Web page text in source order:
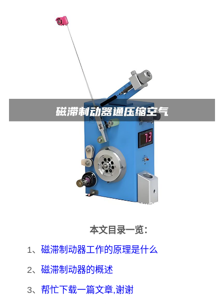
本文目录一览：
1、 磁滞制动器工作的原理是什么
2、 磁滞制动器的概述
3、 帮忙下载一篇文章,谢谢